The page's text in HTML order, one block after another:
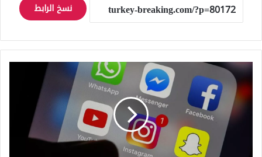
نسخ الرابط
تقرير
خطير..
شركات
التواصل
الاجتماعي